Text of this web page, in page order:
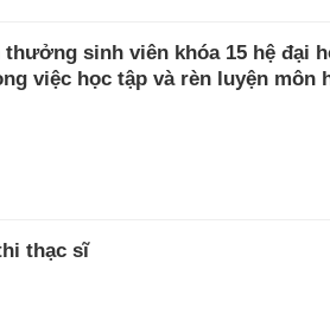
thưởng sinh viên khóa 15 hệ đại
việc học tập và rèn luyện môn
thạc sĩ